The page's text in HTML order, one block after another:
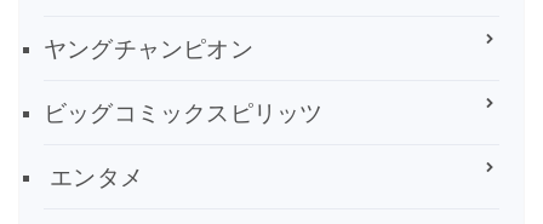
ヤングチャンピオン
ビッグコミックスピリッツ
エンタメ